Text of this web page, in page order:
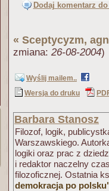
Dodaj komentarz
« Sceptycyzm,
zmiana: 26-08-2004)
Wyślij mailem..
Wersja do druku
Barbara Stanosz
Filozof, logik,
Warszawskiego.
logiki oraz prac z
i redaktor naczelny
filozoficznej. Ostatnia
demokracja po